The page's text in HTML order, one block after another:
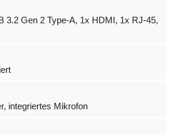
3.2 Gen 2 Type-A, 1x HDMI, 1x RJ-45,
integriertes Mikrofon